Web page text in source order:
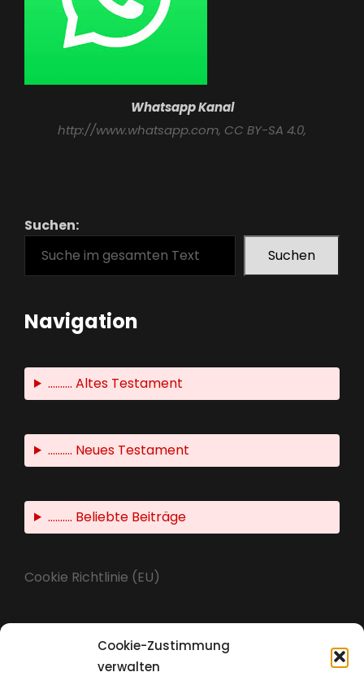
Cookie-Zustimmung
verwalten
Whatsapp Kanal
http://www.whatsapp.com, CC BY-SA 4.0,
Suchen:
Suchen
Navigation
.......... Altes Testament
.......... Neues Testament
.......... Beliebte Beiträge
Cookie Richtlinie (EU)